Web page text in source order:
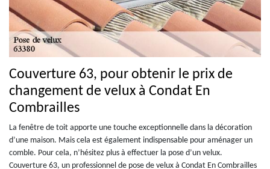
Couverture 63, pour obtenir le prix de
changement de velux à Condat En
Combrailles
La fenêtre de toit apporte une touche exceptionnelle dans la décoration
d’une maison. Mais cela est également indispensable pour aménager un
comble. Pour cela, n’hésitez plus à effectuer la pose d’un velux.
Couverture 63, un professionnel de pose de velux à Condat En Combrailles